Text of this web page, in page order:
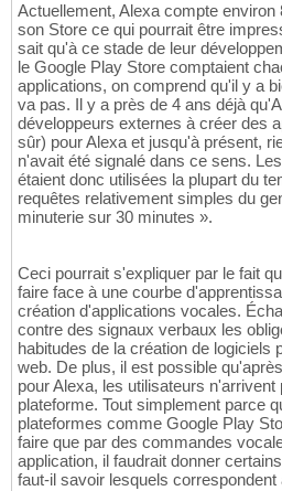
Actuellement, Alexa compte environ
son Store ce qui pourrait être
sait qu'à ce stade de leur
le Google Play Store comptaient
applications, on comprend qu'il y a
va pas. Il y a près de 4 ans déjà
développeurs externes à créer des
sûr) pour Alexa et jusqu'à présent,
n'avait été signalé dans ce sens.
étaient donc utilisées la plupart du
requêtes relativement simples du
minuterie sur 30 minutes ».
Ceci pourrait s'expliquer par le fait
faire face à une courbe
création d'applications vocales.
contre des signaux verbaux les
habitudes de la création de logiciels
web. De plus, il est possible
pour Alexa, les utilisateurs
plateforme. Tout simplement parce
plateformes comme Google Play
faire que par des commandes
application, il faudrait donner
faut-il savoir lesquels